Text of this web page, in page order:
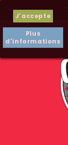
J'accepte
Plus
d'informations